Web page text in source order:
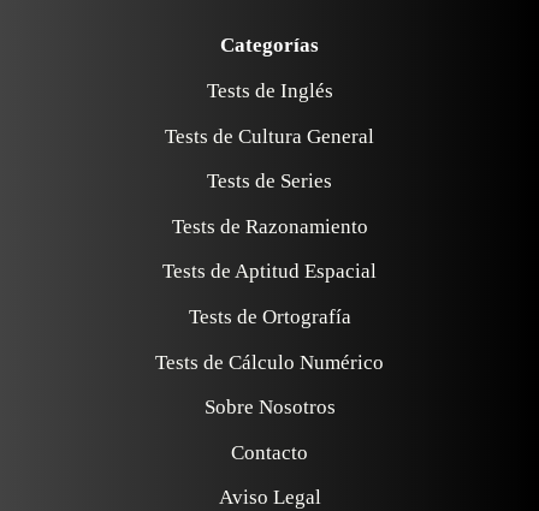
Categorías
Tests de Inglés
Tests de Cultura General
Tests de Series
Tests de Razonamiento
Tests de Aptitud Espacial
Tests de Ortografía
Tests de Cálculo Numérico
Sobre Nosotros
Contacto
Aviso Legal